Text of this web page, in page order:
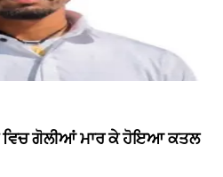
ਵਿਚ ਗੋਲੀਆਂ ਮਾਰ ਕੇ ਹੋਇਆ ਕਤਲ